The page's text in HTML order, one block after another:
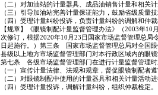
（二）对加油站的计量器具、成品油销售计量和相关
（三）引导加油站完善计量保证能力，鼓励省级质量
（四）受理计量纠纷投诉，负责计量纠纷的调解和仲
【规章】《眼镜制配计量监督管理办法》（2003年
次修订，根据2020年10月23日国家市场监督管理总局
日起施行。）第三条 国家市场监督管理总局对全国
县级以上地方市场监督管理部门对本行政区域内的眼
第七条 各级市场监督管理部门在进行计量监督管理
（一）宣传计量法律、法规和规章，督促眼镜制配者
（二）对眼镜制配中使用的计量器具和相关计量活动
（四）受理计量投诉，调解计量纠纷，组织仲裁检定。